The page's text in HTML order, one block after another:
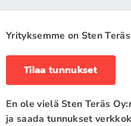
Yrityksemme on Sten
Tilaa tunnukset
En ole vielä Sten Teräs
ja saada tunnukset